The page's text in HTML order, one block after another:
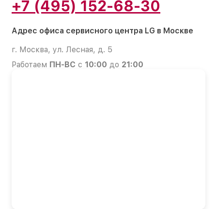
+7 (495) 152-68-30
Адрес офиса сервисного центра LG в Москве
г. Москва, ул. Лесная, д. 5
Работаем ПН-ВС с 10:00 до 21:00